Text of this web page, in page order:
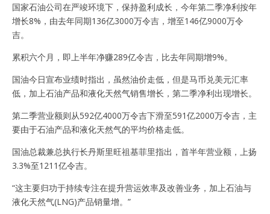
国家石油公司在严竣环境下，保持盈利成长，今年第二季净利按年
增长8%，由去年同期136亿3000万令吉，增至146亿9000万令
吉。
累积六个月，即上半年净赚289亿令吉，比去年同期增9%。
国油今日宣布业绩时指出，虽然油价走低，但是马币兑美元汇率
低，加上石油产品和液化天然气销售增长，第二季净利出现增长。
第二季营业额则从592亿4000万令吉下滑至591亿2000万令吉，主
要由于石油产品和液化天然气的平均价格走低。
国油总裁兼总执行长丹斯里旺祖基菲里指出，首半年营业额，上扬
3.3%至1211亿令吉。
“这主要归功于持续专注在提升营运效率及改善业务，加上石油与
液化天然气(LNG)产品销量增。”